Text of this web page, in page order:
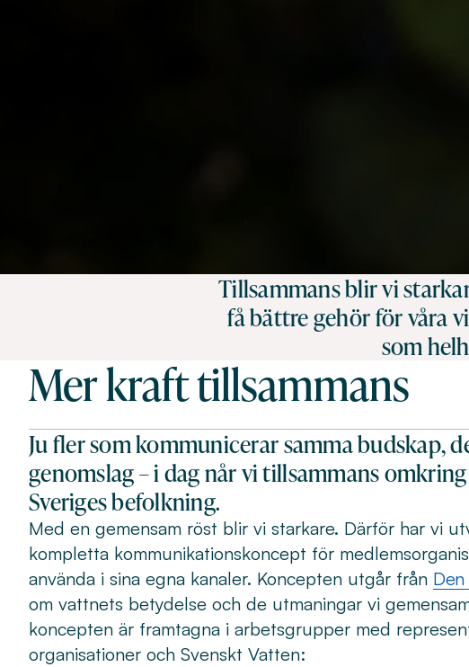
Tillsammans blir vi
få bättre gehör för våra
som
Mer kraft tillsammans
Ju fler som kommunicerar samma budskap,
genomslag – i dag når vi tillsammans
Sveriges befolkning.
Med en gemensam röst blir vi starkare. Därför har vi
kompletta kommunikationskoncept för
använda i sina egna kanaler. Koncepten utgår från
om vattnets betydelse och de utmaningar vi
koncepten är framtagna i arbetsgrupper med
organisationer och Svenskt Vatten: